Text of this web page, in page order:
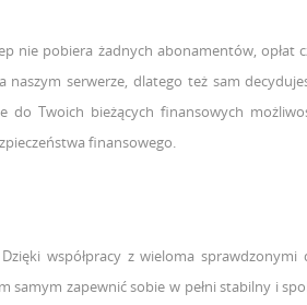
nie pobiera żadnych abonamentów,
serwerze, dlatego też sam
Twoich bieżących finansowych
finansowego.
współpracy z wieloma
samym zapewnić sobie w pełni stabilny i